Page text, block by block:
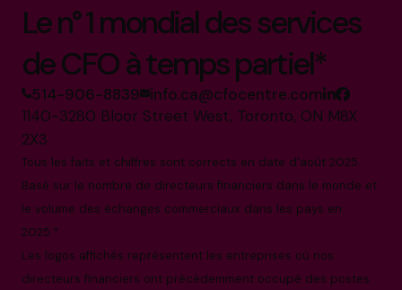
Le n° 1 mondial des services
de CFO à temps partiel*
514-906-8839 info.ca@cfocentre.com
1140-3280 Bloor Street West, Toronto, ON M8X
2X3
Tous les faits et chiffres sont corrects en date d'août 2025.
Basé sur le nombre de directeurs financiers dans le monde et
le volume des échanges commerciaux dans les pays en
2025.*
Les logos affichés représentent les entreprises où nos
directeurs financiers ont précédemment occupé des postes.